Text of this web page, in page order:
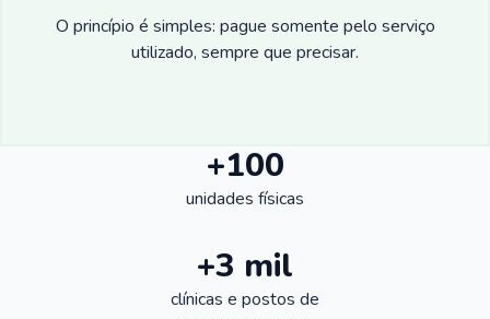
O princípio é simples: pague somente pelo serviço
utilizado, sempre que precisar.
+100
unidades físicas
+3 mil
clínicas e postos de